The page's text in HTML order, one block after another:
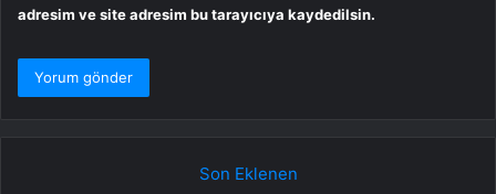
adresim ve site adresim bu tarayıcıya kaydedilsin.
Son Eklenen